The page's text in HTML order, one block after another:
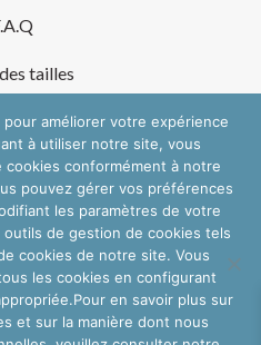
tailles
Légales
de Vente
les réseaux
améliorer votre expérience
à utiliser notre site, vous
conformément à notre
pouvez gérer vos préférences
les paramètres de votre
de gestion de cookies tels
cookies de notre site. Vous
les cookies en configurant
en savoir plus sur
et sur la manière dont nous